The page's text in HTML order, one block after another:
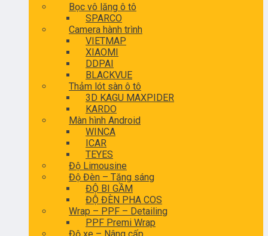
Bọc vô lăng ô tô
SPARCO
Camera hành trình
VIETMAP
XIAOMI
DDPAI
BLACKVUE
Thảm lót sàn ô tô
3D KAGU MAXPIDER
KARDO
Màn hình Android
WINCA
ICAR
TEYES
Độ Limousine
Độ Đèn – Tăng sáng
ĐỘ BI GẦM
ĐỘ ĐÈN PHA COS
Wrap – PPF – Detailing
PPF Premi Wrap
Độ xe – Nâng cấp